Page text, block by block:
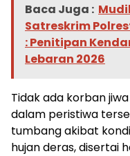
Baca Juga :
Satreskrim
: Penitipan
Lebaran 2026
Tidak ada korban
dalam peristiwa
tumbang akibat
hujan deras, disertai